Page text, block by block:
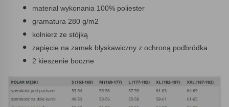
materiał wykonania 100% poliester
gramatura 280 g/m2
kołnierz ze stójką
zapięcie na zamek błyskawiczny z ochroną podbródka
2 kieszenie boczne